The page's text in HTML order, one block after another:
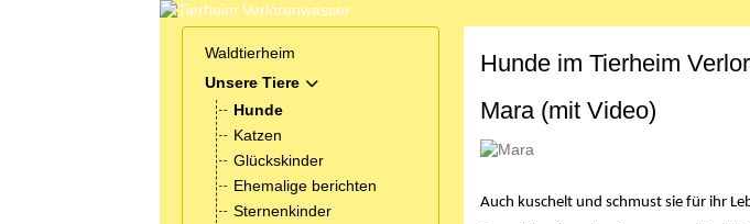
Waldtierheim
Unsere Tiere
MOD_MENU_TOGGLE_SUBMENU_LABEL
Hunde
Katzen
Glückskinder
Ehemalige berichten
Sternenkinder
Hunde im Tierheim
Mara (mit Video)
Auch kuschelt und schmust sie für ihr